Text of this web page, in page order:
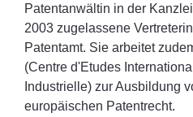
Patentanwältin in der
2003 zugelassene
Patentamt. Sie arbeitet
(Centre d'Etudes
Industrielle) zur Ausbildung
europäischen Patentrecht.